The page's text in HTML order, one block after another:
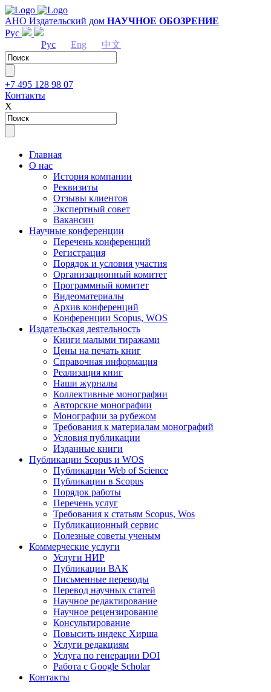
АНО Издательский дом НАУЧНОЕ ОБОЗРЕНИЕ
Рус
Рус
Eng 中文
+7 495 128 98 07
Контакты
Х
Главная
О нас
История компании
Реквизиты
Отзывы клиентов
Экспертный совет
Вакансии
Научные конференции
Перечень конференций
Регистрация
Порядок и условия участия
Организационный комитет
Программный комитет
Видеоматериалы
Архив конференций
Конференции Scopus, WOS
Издательская деятельность
Книги малыми тиражами
Цены на печать книг
Справочная информация
Реализация книг
Наши журналы
Коллективные монографии
Авторские монографии
Монографии за рубежом
Требования к материалам монографий
Условия публикации
Изданные книги
Публикации Scopus и WOS
Публикации Web of Science
Публикации в Scopus
Порядок работы
Перечень услуг
Требования к статьям Scopus, Wos
Публикационный сервис
Полезные советы ученым
Коммерческие услуги
Услуги НИР
Публикации ВАК
Письменные переводы
Перевод научных статей
Научное редактирование
Научное рецензирование
Консультирование
Повысить индекс Хирша
Услуги редакциям
Услуга по генерации DOI
Работа с Google Scholar
Контакты